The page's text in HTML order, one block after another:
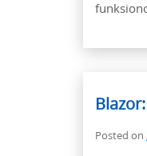
Posted on